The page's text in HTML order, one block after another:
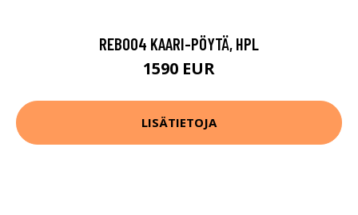
REB004 KAARI-PÖYTÄ, HPL
1590 EUR
LISÄTIETOJA